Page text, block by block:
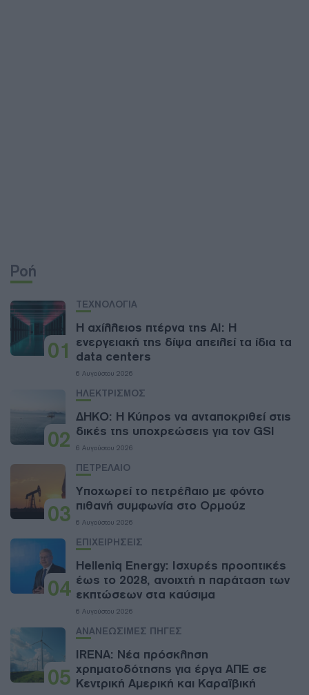
Ροή
01
ΤΕΧΝΟΛΟΓΙΑ
Η αχίλλειος πτέρνα της AI: Η
ενεργειακή της δίψα απειλεί τα ίδια τα
data centers
6 Αυγούστου 2026
02
ΗΛΕΚΤΡΙΣΜΟΣ
ΔΗΚΟ: Η Κύπρος να ανταποκριθεί στις
δικές της υποχρεώσεις για τον GSI
6 Αυγούστου 2026
03
ΠΕΤΡΕΛΑΙΟ
Υποχωρεί το πετρέλαιο με φόντο
πιθανή συμφωνία στο Ορμούζ
6 Αυγούστου 2026
04
ΕΠΙΧΕΙΡΗΣΕΙΣ
Helleniq Energy: Ισχυρές προοπτικές
έως το 2028, ανοιχτή η παράταση των
εκπτώσεων στα καύσιμα
6 Αυγούστου 2026
05
ΑΝΑΝΕΩΣΙΜΕΣ ΠΗΓΕΣ
IRENA: Νέα πρόσκληση
χρηματοδότησης για έργα ΑΠΕ σε
Κεντρική Αμερική και Καραϊβική